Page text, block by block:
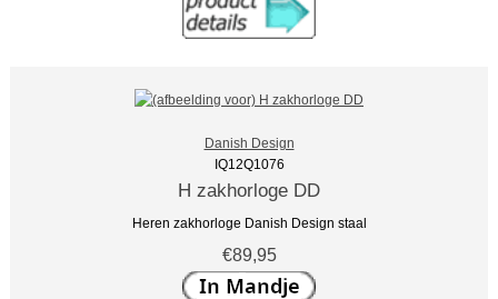
Danish Design
IQ12Q1076
H zakhorloge DD
Heren zakhorloge Danish Design staal
€89,95